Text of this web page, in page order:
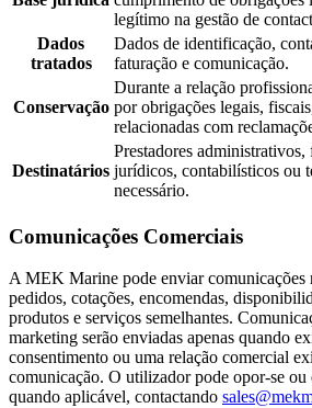
legítimo na gestão de
Dados
tratados
Dados de identificação,
faturação e comunicação.
Conservação
Durante a relação
por obrigações legais,
relacionadas com
Destinatários
Prestadores
jurídicos, contabilísticos ou
necessário.
Comunicações Comerciais
A MEK Marine pode enviar comunicações
pedidos, cotações, encomendas,
produtos e serviços semelhantes.
marketing serão enviadas apenas quando
consentimento ou uma relação comercial
comunicação. O utilizador pode opor-se ou
quando aplicável, contactando